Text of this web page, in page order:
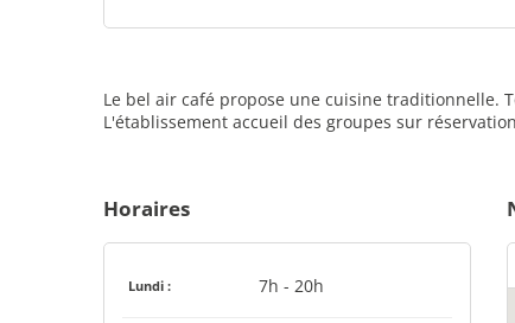
Le bel air café propose une cuisine traditionnelle.
L'établissement accueil des groupes sur
Horaires
Lundi : 7h - 20h